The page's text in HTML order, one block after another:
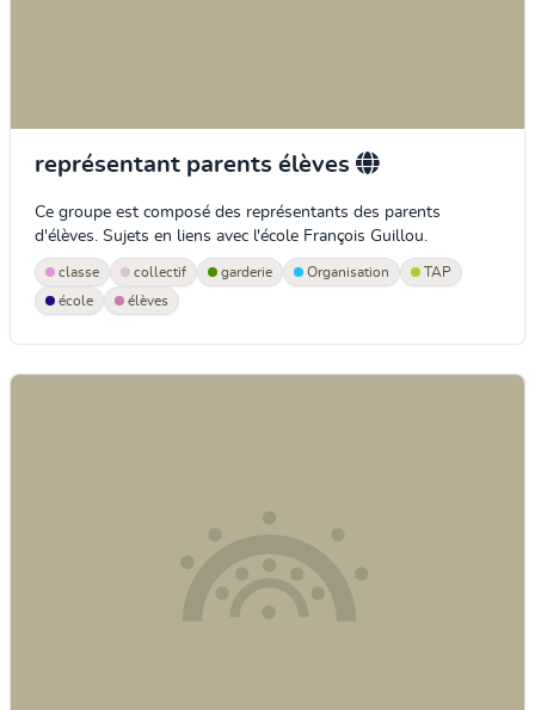
représentant parents élèves
Ce groupe est composé des représentants des parents
d'élèves. Sujets en liens avec l'école François Guillou.
classe collectif garderie Organisation
TAP
école
élèves